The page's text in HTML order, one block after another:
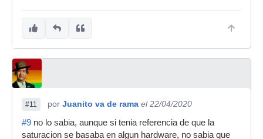
#11 por Juanito va de rama el 22/04/2020
#9 no lo sabia, aunque si tenia referencia de que la
saturacion se basaba en algun hardware, no sabia que